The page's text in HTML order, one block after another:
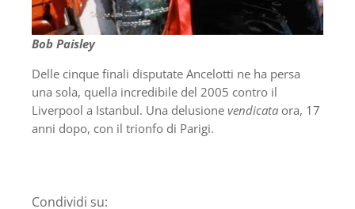
Bob Paisley
Delle cinque finali disputate Ancelotti ne ha persa
una sola, quella incredibile del 2005 contro il
Liverpool a Istanbul. Una delusione vendicata ora, 17
anni dopo, con il trionfo di Parigi.
Condividi su: